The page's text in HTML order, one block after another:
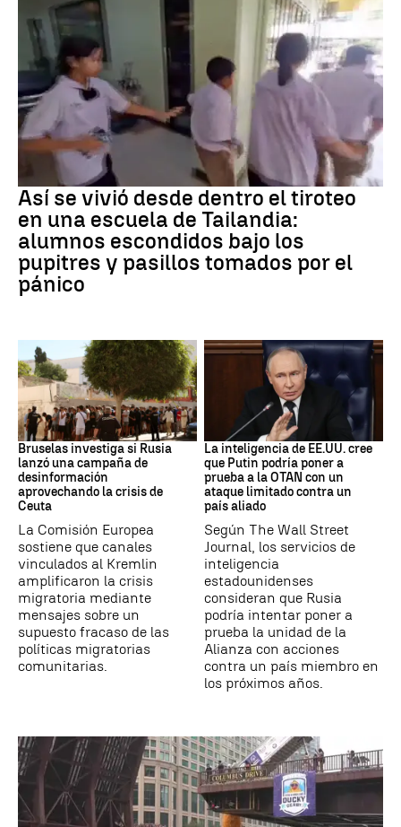
Así se vivió desde dentro el tiroteo
en una escuela de Tailandia:
alumnos escondidos bajo los
pupitres y pasillos tomados por el
pánico
Desinformación rusa
Bruselas investiga si Rusia
lanzó una campaña de
desinformación
aprovechando la crisis de
Ceuta
La Comisión Europea
sostiene que canales
vinculados al Kremlin
amplificaron la crisis
migratoria mediante
mensajes sobre un
supuesto fracaso de las
políticas migratorias
comunitarias.
OTAN
La inteligencia de EE.UU. cree
que Putin podría poner a
prueba a la OTAN con un
ataque limitado contra un
país aliado
Según The Wall Street
Journal, los servicios de
inteligencia
estadounidenses
consideran que Rusia
podría intentar poner a
prueba la unidad de la
Alianza con acciones
contra un país miembro en
los próximos años.